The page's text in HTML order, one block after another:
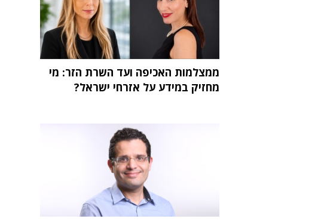
ממצלמות האכיפה ועד השרת הזר: מי
מחזיק במידע על אזרחי ישראל?